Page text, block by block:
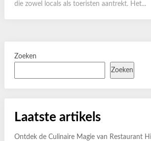
die zowel locals als toeristen aantrekt. Het...
Zoeken
Zoeken
Laatste artikels
Ontdek de Culinaire Magie van Restaurant